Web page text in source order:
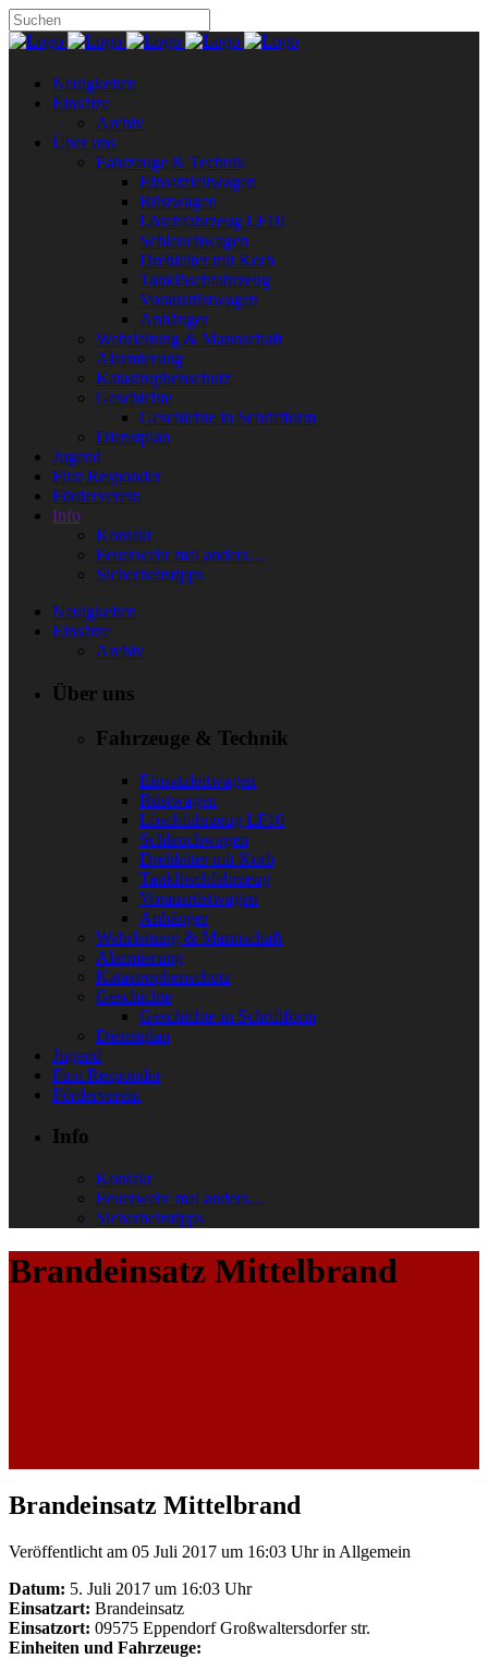
Neuigkeiten
Einsätze
Archiv
Über uns
Fahrzeuge & Technik
Einsatzleitwagen
Rüstwagen
Löschfahrzeug LF10
Schlauchwagen
Drehleiter mit Korb
Tanklöschfahrzeug
Vorausrüstwagen
Anhänger
Wehrleitung & Mannschaft
Alarmierung
Katastrophenschutz
Geschichte
Geschichte in Schriftform
Dienstplan
Jugend
First Responder
Förderverein
Info
Kontakt
Feuerwehr mal anders…
Sicherheitstipps
Neuigkeiten
Einsätze
Archiv
Über uns
Fahrzeuge & Technik
Einsatzleitwagen
Rüstwagen
Löschfahrzeug LF10
Schlauchwagen
Drehleiter mit Korb
Tanklöschfahrzeug
Vorausrüstwagen
Anhänger
Wehrleitung & Mannschaft
Alarmierung
Katastrophenschutz
Geschichte
Geschichte in Schriftform
Dienstplan
Jugend
First Responder
Förderverein
Info
Kontakt
Feuerwehr mal anders…
Sicherheitstipps
Brandeinsatz Mittelbrand
Brandeinsatz Mittelbrand
Veröffentlicht am 05 Juli 2017 um 16:03 Uhrin Allgemein
Datum: 5. Juli 2017 um 16:03 Uhr
Einsatzart: Brandeinsatz
Einsatzort: 09575 Eppendorf Großwaltersdorfer str.
Einheiten und Fahrzeuge: